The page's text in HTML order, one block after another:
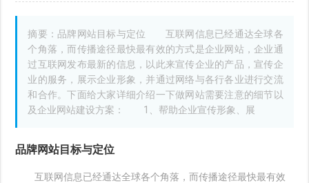
摘要：品牌网站目标与定位 互联网信息已经通达全球各
个角落，而传播途径最快最有效的方式是企业网站，企业通
过互联网发布最新的信息，以此来宣传企业的产品，宣传企
业的服务，展示企业形象，并通过网络与各行各业进行交流
和合作。下面给大家详细介绍一下做网站需要注意的细节以
及企业网站建设方案： 1、帮助企业宣传形象、展
品牌网站目标与定位
互联网信息已经通达全球各个角落，而传播途径最快最有效